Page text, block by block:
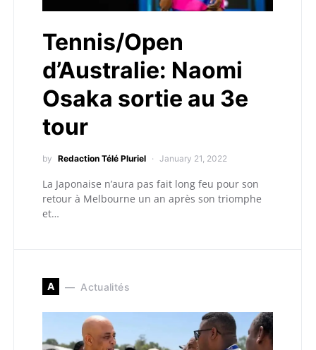
Tennis/Open
d’Australie: Naomi
Osaka sortie au 3e
tour
by Redaction Télé Pluriel January 21, 2022
La Japonaise n’aura pas fait long feu pour son
retour à Melbourne un an après son triomphe
et…
A Actualités